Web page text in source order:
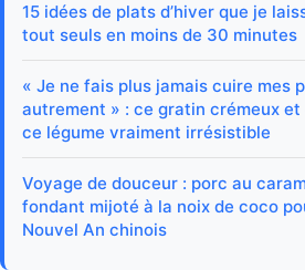
15 idées de plats d’hiver que je
tout seuls en moins de 30 minutes
« Je ne fais plus jamais cuire mes
autrement » : ce gratin crémeux et
ce légume vraiment irrésistible
Voyage de douceur : porc au
fondant mijoté à la noix de coco
Nouvel An chinois